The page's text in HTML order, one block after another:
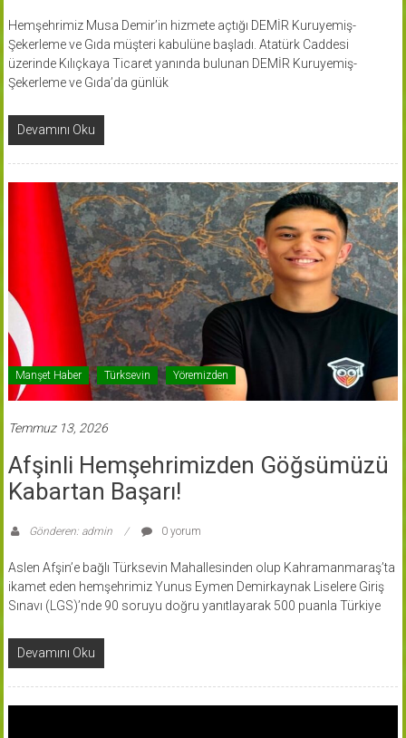
Hemşehrimiz Musa Demir’in hizmete açtığı DEMİR Kuruyemiş-
Şekerleme ve Gıda müşteri kabulüne başladı. Atatürk Caddesi
üzerinde Kılıçkaya Ticaret yanında bulunan DEMİR Kuruyemiş-
Şekerleme ve Gıda’da günlük
Devamını Oku
Manşet Haber Türksevin Yöremizden
Temmuz 13, 2026
Afşinli Hemşehrimizden Göğsümüzü
Kabartan Başarı!
Gönderen: admin 0 yorum
Aslen Afşin’e bağlı Türksevin Mahallesinden olup Kahramanmaraş’ta
ikamet eden hemşehrimiz Yunus Eymen Demirkaynak Liselere Giriş
Sınavı (LGS)’nde 90 soruyu doğru yanıtlayarak 500 puanla Türkiye
Devamını Oku